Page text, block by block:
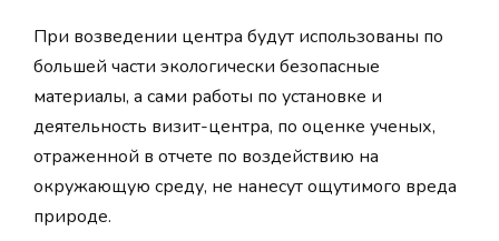
При возведении центра будут использованы по
большей части экологически безопасные
материалы, а сами работы по установке и
деятельность визит-центра, по оценке ученых,
отраженной в отчете по воздействию на
окружающую среду, не нанесут ощутимого вреда
природе.